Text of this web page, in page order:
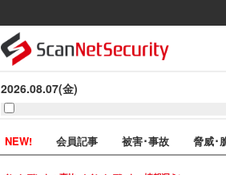
2026.08.07(金)
NEW! 会員記事 被害･事故 脅威･